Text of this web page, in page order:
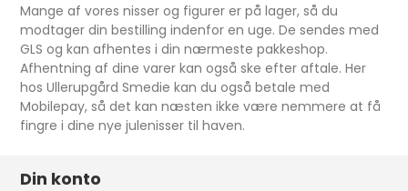
Mange af vores nisser og figurer er på lager, så du
modtager din bestilling indenfor en uge. De sendes med
GLS og kan afhentes i din nærmeste pakkeshop.
Afhentning af dine varer kan også ske efter aftale. Her
hos Ullerupgård Smedie kan du også betale med
Mobilepay, så det kan næsten ikke være nemmere at få
fingre i dine nye julenisser til haven.
Din konto